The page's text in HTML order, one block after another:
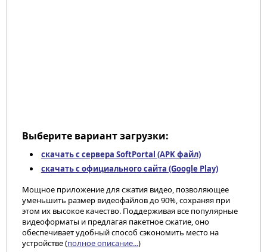
Выберите вариант загрузки:
скачать с сервера SoftPortal (APK файл)
скачать с официального сайта (Google Play)
Мощное приложение для сжатия видео, позволяющее
уменьшить размер видеофайлов до 90%, сохраняя при
этом их высокое качество. Поддерживая все популярные
видеоформаты и предлагая пакетное сжатие, оно
обеспечивает удобный способ сэкономить место на
устройстве (полное описание...)